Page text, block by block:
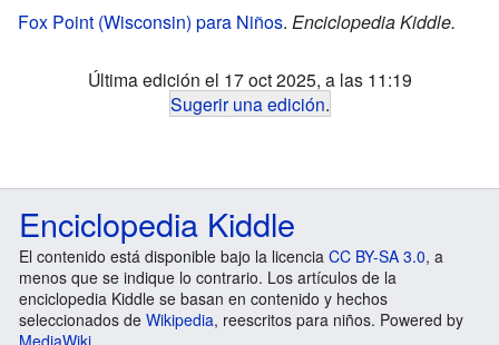
Fox Point (Wisconsin) para Niños. Enciclopedia Kiddle.
Última edición el 17 oct 2025, a las 11:19
Sugerir una edición.
Enciclopedia Kiddle
El contenido está disponible bajo la licencia CC BY-SA 3.0, a
menos que se indique lo contrario. Los artículos de la
enciclopedia Kiddle se basan en contenido y hechos
seleccionados de Wikipedia, reescritos para niños. Powered by
MediaWiki